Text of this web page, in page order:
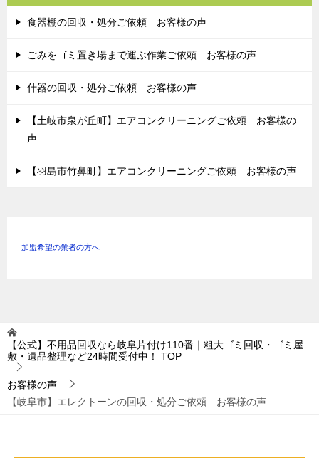
食器棚の回収・処分ご依頼 お客様の声
ごみをゴミ置き場まで運ぶ作業ご依頼 お客様の声
什器の回収・処分ご依頼 お客様の声
【土岐市泉が丘町】エアコンクリーニングご依頼 お客様の
声
【羽島市竹鼻町】エアコンクリーニングご依頼 お客様の声
加盟希望の業者の方へ
【公式】不用品回収なら岐阜片付け110番｜粗大ゴミ回収・ゴミ屋
敷・遺品整理など24時間受付中！
TOP
お客様の声
【岐阜市】エレクトーンの回収・処分ご依頼 お客様の声